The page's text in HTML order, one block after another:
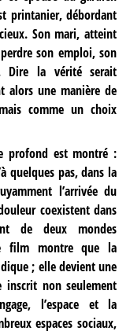
printanier, débordant
Son mari, atteint
son emploi, son
Dire la vérité serait
alors une manière de
comme un choix
profond est montré :
quelques pas, dans la
l’arrivée du
coexistent dans
de deux mondes
film montre que la
; elle devient une
non seulement
l’espace et la
espaces sociaux,